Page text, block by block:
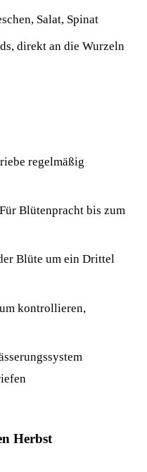
Salat, Spinat
direkt an die Wurzeln
regelmäßig
Für Blütenpracht bis zum
Blüte um ein Drittel
kontrollieren,
Herbst